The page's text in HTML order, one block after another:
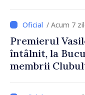
/ Acum 7
Premierul
întâlnit, la
membrii